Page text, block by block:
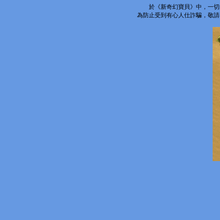
於《新奇幻寶貝》中，一切
為防止受到有心人仕詐騙，敬